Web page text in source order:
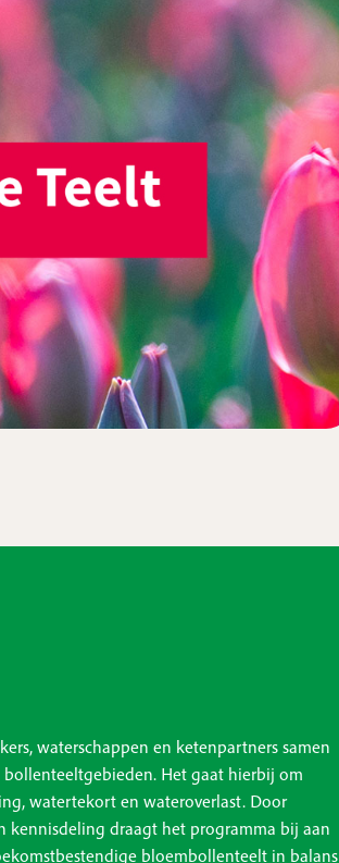
waterschappen en ketenpartners samen
Het gaat hierbij om
watertekort en wateroverlast. Door
draagt het programma bij aan
bloembollenteelt in balans